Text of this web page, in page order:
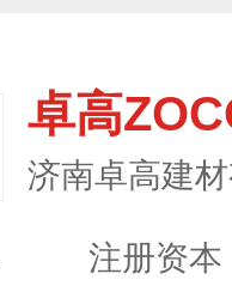
卓高
济南卓高建
注册资